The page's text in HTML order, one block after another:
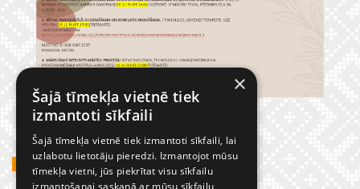
GADĪJUMBILDES
×
Šajā tīmekļa vietnē tiek
izmantoti sīkfaili
Šajā tīmekļa vietnē tiek izmantoti sīkfaili, lai
uzlabotu lietotāju pieredzi. Izmantojot mūsu
tīmekļa vietni, jūs piekrītat visu sīkfailu
izmantošanai saskaņā ar mūsu sīkfailu